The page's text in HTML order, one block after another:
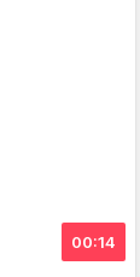
00:14